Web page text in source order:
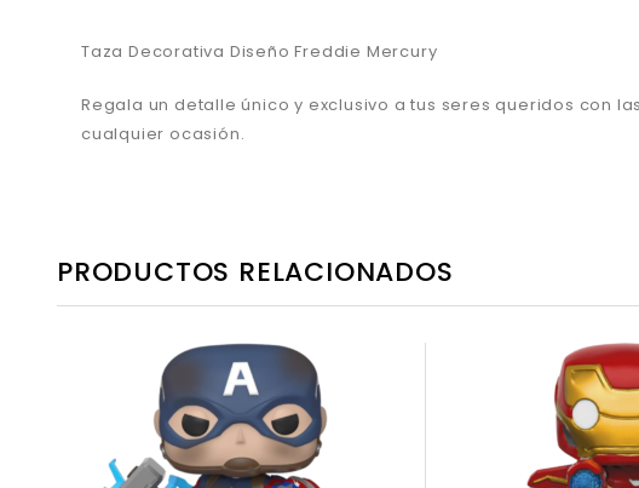
Taza Decorativa Diseño Freddie Mercury
Regala un detalle único y exclusivo a tus seres queridos con
cualquier ocasión.
PRODUCTOS RELACIONADOS